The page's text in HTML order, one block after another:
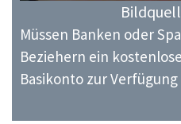
Müssen Banken oder
Beziehern ein
Basikonto zur